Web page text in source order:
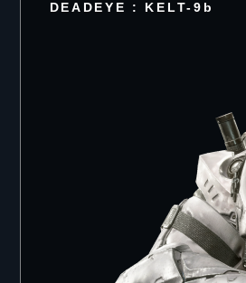
DEADEYE : KELT-9b